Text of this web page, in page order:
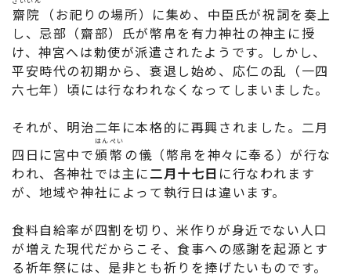
齋院
（お祀りの場所）に集め、中臣氏が祝詞を奏上
し、忌部（齋部）氏が幣帛を有力神社の神主に授
け、神宮へは勅使が派遣されたようです。しかし、
平安時代の初期から、衰退し始め、応仁の乱（一四
六七年）頃には行なわれなくなってしまいました。
それが、明治二年に本格的に再興されました。二月
四日に宮中で頒幣
はんぺい
の儀（幣帛を神々に奉る）が行な
われ、各神社では主に二月十七日 に行なわれます
が、地域や神社によって執行日は違います。
食料自給率が四割を切り、米作りが身近でない人口
が増えた現代だからこそ、食事への感謝を起源とす
る祈年祭には、是非とも祈りを捧げたいものです。